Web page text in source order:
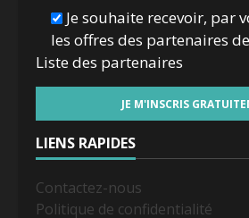
Je souhaite recevoir, par
les offres des partenaires
Liste des partenaires
LIENS RAPIDES
Contactez-nous
Politique de confidentialité